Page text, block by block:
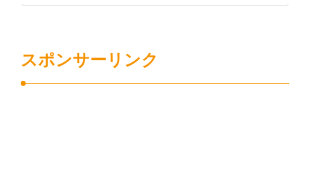
スポンサーリンク